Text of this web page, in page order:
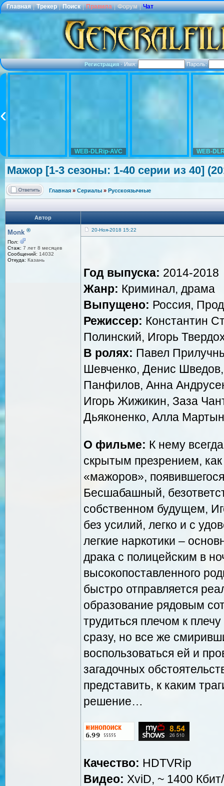
Главная | Трекер | Поиск | Правила | Форум | Чат
Регистрация·Имя: Пароль:
WEB-DLRip-AVC WEB-
Мажор [1-3 сезоны: 1-40 серии из 40]
Главная » Сериалы » Русскоязычные
Автор
Monk ®
Пол:
Стаж: 7 лет 8 месяцев
Сообщений: 14032
Откуда: Казань
20-Ноя-2018 15:22
Год выпуска: 2014-2018
Жанр: Криминал, драма
Выпущено: Россия,
Режиссер: Константин
Полинский, Игорь
В ролях: Павел
Шевченко, Денис
Панфилов, Анна
Игорь Жижикин, Заза
Дьяконенко, Алла
О фильме: К нему
скрытым презрением,
«мажоров»,
Бесшабашный,
собственном будущем,
без усилий, легко и с
легкие наркотики –
драка с полицейским в
высокопоставленного
быстро отправляется
образование рядовым
трудиться плечом к
сразу, но все же
воспользоваться ей и
загадочных
представить, к каким
решение…
Качество: HDTVRip
Видео: XviD, ~ 1400